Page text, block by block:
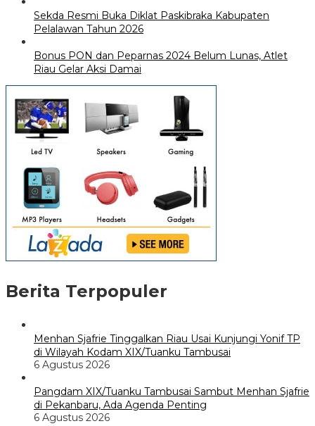
Sekda Resmi Buka Diklat Paskibraka Kabupaten
Pelalawan Tahun 2026
Bonus PON dan Peparnas 2024 Belum Lunas, Atlet
Riau Gelar Aksi Damai
Berita Terpopuler
Menhan Sjafrie Tinggalkan Riau Usai Kunjungi Yonif TP
di Wilayah Kodam XIX/Tuanku Tambusai
6 Agustus 2026
Pangdam XIX/Tuanku Tambusai Sambut Menhan Sjafrie
di Pekanbaru, Ada Agenda Penting
6 Agustus 2026